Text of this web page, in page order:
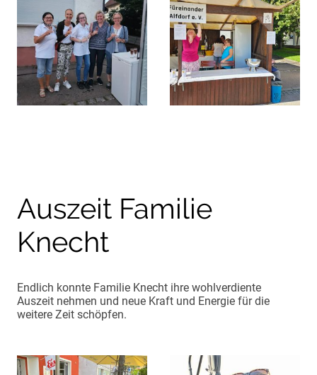
Auszeit Familie
Knecht
Endlich konnte Familie Knecht ihre wohlverdiente
Auszeit nehmen und neue Kraft und Energie für die
weitere Zeit schöpfen.